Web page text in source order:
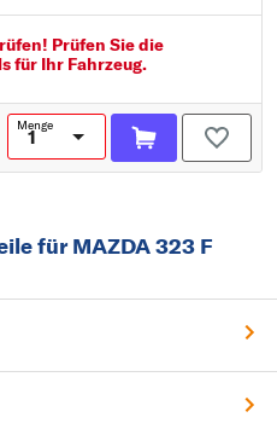
Prüfen Sie die
für Ihr Fahrzeug.
Menge
für MAZDA 323 F